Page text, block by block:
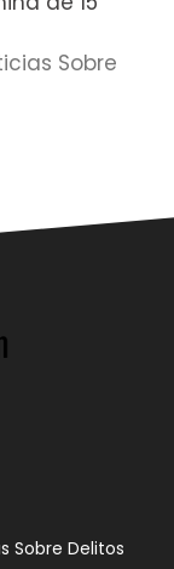
Sobre
Sobre Delitos